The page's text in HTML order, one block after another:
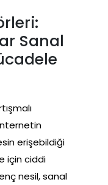
Sanal
erişebildiği
için ciddi
nesil, sanal